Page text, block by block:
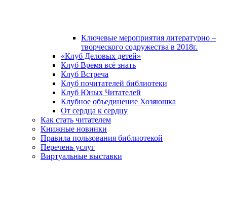
Ключевые мероприятия литературно –
творческого содружества в 2018г.
«Клуб Деловых детей»
Клуб Время всё знать
Клуб Встреча
Клуб почитателей библиотеки
Клуб Юных Читателей
Клубное объединение Хозяюшка
От сердца к сердцу
Как стать читателем
Книжные новинки
Правила пользования библиотекой
Перечень услуг
Виртуальные выставки